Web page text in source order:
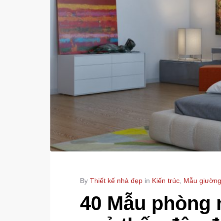
By Thiết kế nhà đẹp in Kiến trúc Mẫu
40 Mẫu